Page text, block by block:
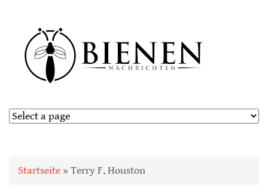
Sie sind hier
Startseite » Terry F. Houston